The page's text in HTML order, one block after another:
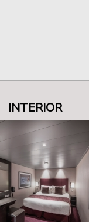
INTERIOR